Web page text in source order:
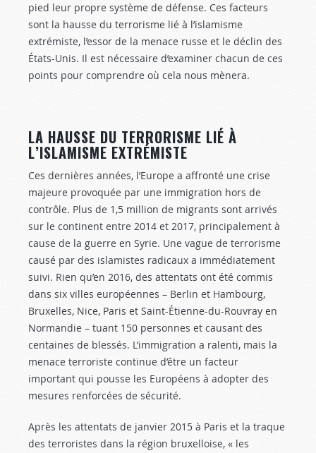
pied leur propre système de défense. Ces facteurs
sont la hausse du terrorisme lié à l’islamisme
extrémiste, l’essor de la menace russe et le déclin des
États-Unis. Il est nécessaire d’examiner chacun de ces
points pour comprendre où cela nous mènera.
LA HAUSSE DU TERRORISME LIÉ À
L’ISLAMISME EXTRÉMISTE
Ces dernières années, l’Europe a affronté une crise
majeure provoquée par une immigration hors de
contrôle. Plus de 1,5 million de migrants sont arrivés
sur le continent entre 2014 et 2017, principalement à
cause de la guerre en Syrie. Une vague de terrorisme
causé par des islamistes radicaux a immédiatement
suivi. Rien qu’en 2016, des attentats ont été commis
dans six villes européennes – Berlin et Hambourg,
Bruxelles, Nice, Paris et Saint-Étienne-du-Rouvray en
Normandie – tuant 150 personnes et causant des
centaines de blessés. L’immigration a ralenti, mais la
menace terroriste continue d’être un facteur
important qui pousse les Européens à adopter des
mesures renforcées de sécurité.
Après les attentats de janvier 2015 à Paris et la traque
des terroristes dans la région bruxelloise, « les